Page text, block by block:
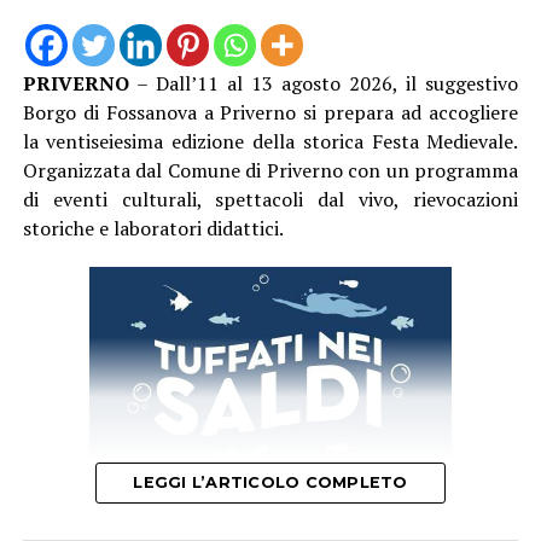
PRIVERNO– Dall’11 al 13 agosto 2026, il suggestivo
Borgo di Fossanova a Priverno si prepara ad accogliere
la ventiseiesima edizione della storica Festa Medievale.
Organizzata dal Comune di Priverno con un programma
di eventi culturali, spettacoli dal vivo, rievocazioni
storiche e laboratori didattici.
LEGGI L’ARTICOLO COMPLETO